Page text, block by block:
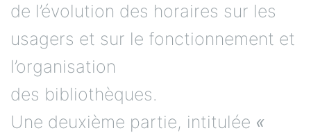
de l’évolution des horaires sur les
usagers et sur le fonctionnement et
l’organisation
des bibliothèques.
Une deuxième partie, intitulée «